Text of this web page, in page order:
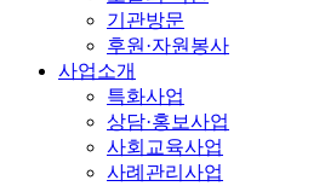
기관방문
후원·자원봉사
사업소개
특화사업
상담·홍보사업
사회교육사업
사례관리사업